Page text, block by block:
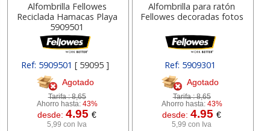
Alfombrilla Fellowes
Reciclada Hamacas Playa
5909501
Ref: 5909501[ 59095 ]
Agotado
Tarifa :8,65
Ahorro hasta: 43%
desde:4.95€
5,99 con Iva
Alfombrilla para ratón
Fellowes decoradas fotos
Ref: 5909301
Agotado
Tarifa :8,65
Ahorro hasta: 43%
desde:4.95€
5,99 con Iva